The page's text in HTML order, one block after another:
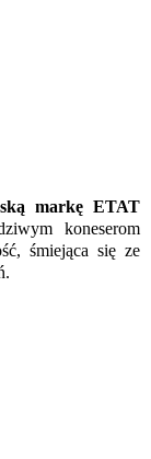
markę ETAT
koneserom
śmiejąca się ze